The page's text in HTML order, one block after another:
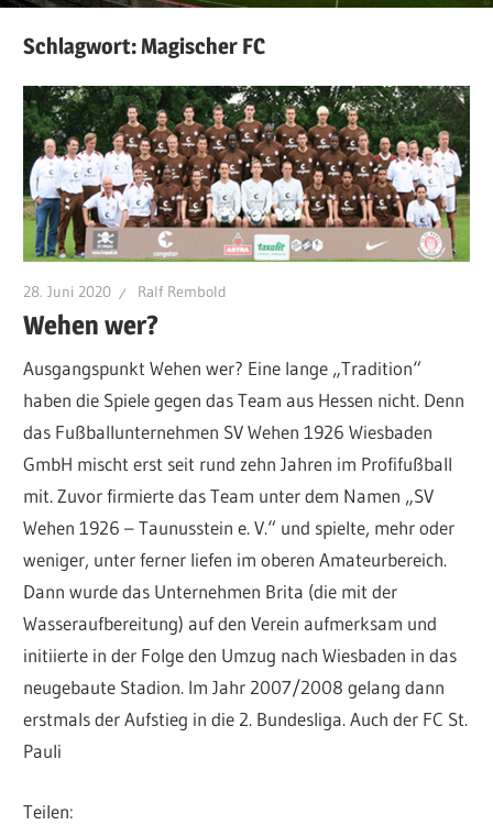
Schlagwort:Magischer FC
28. Juni 2020 Ralf Rembold
Wehen wer?
Ausgangspunkt Wehen wer? Eine lange „Tradition“
haben die Spiele gegen das Team aus Hessen nicht. Denn
das Fußballunternehmen SV Wehen 1926 Wiesbaden
GmbH mischt erst seit rund zehn Jahren im Profifußball
mit. Zuvor firmierte das Team unter dem Namen „SV
Wehen 1926 – Taunusstein e. V.“ und spielte, mehr oder
weniger, unter ferner liefen im oberen Amateurbereich.
Dann wurde das Unternehmen Brita (die mit der
Wasseraufbereitung) auf den Verein aufmerksam und
initiierte in der Folge den Umzug nach Wiesbaden in das
neugebaute Stadion. Im Jahr 2007/2008 gelang dann
erstmals der Aufstieg in die 2. Bundesliga. Auch der FC St.
Pauli
Teilen: